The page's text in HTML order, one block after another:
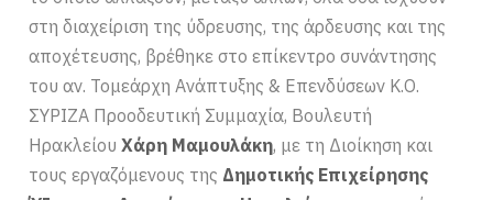
στη διαχείριση της ύδρευσης, της άρδευσης και της
αποχέτευσης, βρέθηκε στο επίκεντρο συνάντησης
του αν. Τομεάρχη Ανάπτυξης & Επενδύσεων Κ.Ο.
ΣΥΡΙΖΑ Προοδευτική Συμμαχία, Βουλευτή
ΗρακλείουΧάρη Μαμουλάκη, με τη Διοίκηση και
τους εργαζόμενους της Δημοτικής Επιχείρησης